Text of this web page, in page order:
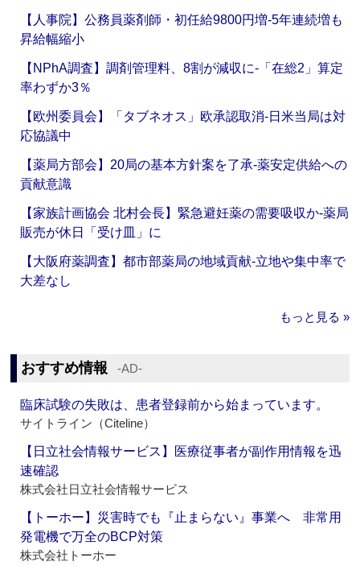
【人事院】公務員薬剤師・初任給9800円増‐5年連続増も
昇給幅縮小
【NPhA調査】調剤管理料、8割が減収に‐「在総2」算定
率わずか3％
【欧州委員会】「タブネオス」欧承認取消‐日米当局は対
応協議中
【薬局方部会】20局の基本方針案を了承‐薬安定供給への
貢献意識
【家族計画協会 北村会長】緊急避妊薬の需要吸収か‐薬局
販売が休日「受け皿」に
【大阪府薬調査】都市部薬局の地域貢献‐立地や集中率で
大差なし
もっと見る »
おすすめ情報 ‐AD‐
臨床試験の失敗は、患者登録前から始まっています。
サイトライン（Citeline）
【日立社会情報サービス】医療従事者が副作用情報を迅
速確認
株式会社日立社会情報サービス
【トーホー】災害時でも『止まらない』事業へ 非常用
発電機で万全のBCP対策
株式会社トーホー